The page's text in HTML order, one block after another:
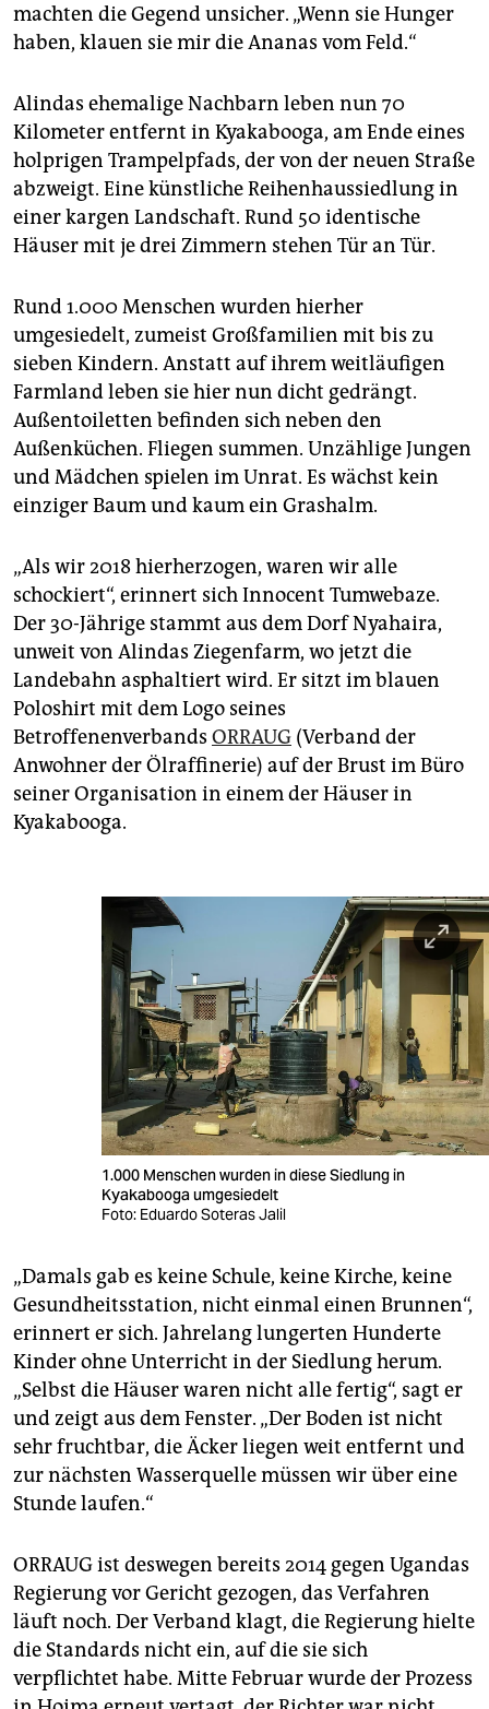
machten die Gegend unsicher. „Wenn sie Hunger
haben, klauen sie mir die Ananas vom Feld.“
Alindas ehemalige Nachbarn leben nun 70
Kilometer entfernt in Kyakabooga, am Ende eines
holprigen Trampelpfads, der von der neuen Straße
abzweigt. Eine künstliche Reihenhaussiedlung in
einer kargen Landschaft. Rund 50 identische
Häuser mit je drei Zimmern stehen Tür an Tür.
Rund 1.000 Menschen wurden hierher
umgesiedelt, zumeist Großfamilien mit bis zu
sieben Kindern. Anstatt auf ihrem weitläufigen
Farmland leben sie hier nun dicht gedrängt.
Außentoiletten befinden sich neben den
Außenküchen. Fliegen summen. Unzählige Jungen
und Mädchen spielen im Unrat. Es wächst kein
einziger Baum und kaum ein Grashalm.
„Als wir 2018 hierherzogen, waren wir alle
schockiert“, erinnert sich Innocent Tumwebaze.
Der 30-Jährige stammt aus dem Dorf Nyahaira,
unweit von Alindas Ziegenfarm, wo jetzt die
Landebahn asphaltiert wird. Er sitzt im blauen
Polo­shirt mit dem Logo seines
Betroffenenverbands ORRAUG (Verband der
Anwohner der Ölraffinerie) auf der Brust im Büro
seiner Organisation in einem der Häuser in
Kyakabooga.
1.000 Menschen wurden in diese Siedlung in
Kyakabooga umgesiedelt
Foto: Eduardo Soteras Jalil
„Damals gab es keine Schule, keine Kirche, keine
Gesundheitsstation, nicht einmal einen Brunnen“,
erinnert er sich. Jahrelang lungerten Hunderte
Kinder ohne Unterricht in der Siedlung herum.
„Selbst die Häuser waren nicht alle fertig“, sagt er
und zeigt aus dem Fenster. „Der Boden ist nicht
sehr fruchtbar, die Äcker liegen weit entfernt und
zur nächsten Wasserquelle müssen wir über eine
Stunde laufen.“
ORRAUG ist deswegen bereits 2014 gegen Ugandas
Regierung vor Gericht gezogen, das Verfahren
läuft noch. Der Verband klagt, die Regierung hielte
die Standards nicht ein, auf die sie sich
verpflichtet habe. Mitte Februar wurde der Prozess